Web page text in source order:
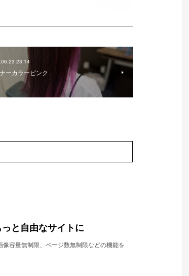
23:14
ーカラーピンク
と自由なサイトに
容量無制限、ページ数無制限などの機能を